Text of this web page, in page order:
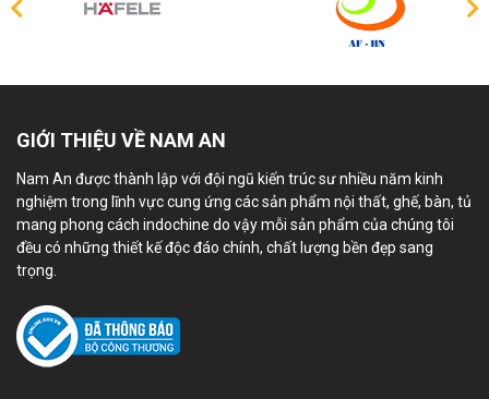
GIỚI THIỆU VỀ NAM AN
Nam An được thành lập với đội ngũ kiến trúc sư nhiều năm kinh
nghiệm trong lĩnh vực cung ứng các sản phẩm nội thất, ghế, bàn, tủ
mang phong cách indochine do vậy mỗi sản phẩm của chúng tôi
đều có những thiết kế độc đáo chính, chất lượng bền đẹp sang
trọng.